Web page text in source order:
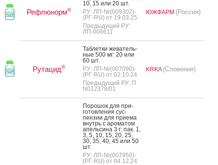
Рефлюнорм®
10, 15 или 20 шт.
РУ: ЛП-№(009302)-
(РГ-RU) от 19.03.25
Предыдущий РУ:
ЛП-006611
ЮЖФАРМ (Россия)
Рутацид®
Таб­летки же­ватель­
ные 500 мг: 20 или
60 шт.
РУ: ЛП-№(007090)-
(РГ-RU) от 02.10.24
Предыдущий РУ: П
N012378/01
KRKA (Словения)
По­рошок для при­
готов­ле­ния сус­
пензии для при­ема
внутрь с аро­матом
апель­си­на 3 г: пак. 1,
3, 5, 10, 15, 20, 25,
30, 35, 40, 45 или 50
шт.
РУ: ЛП-№(007950)-
(РГ-RU) от 04.12.24